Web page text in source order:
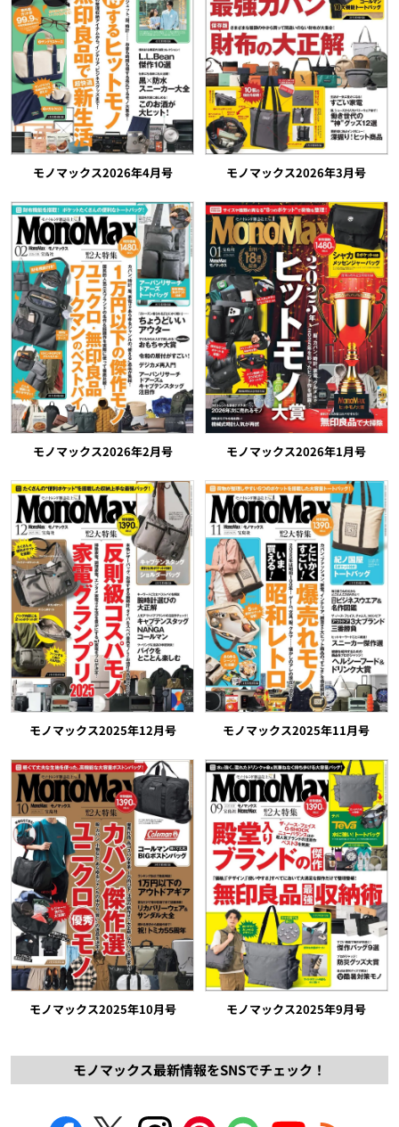
モノマックス2026年4月号 モノマックス2026年3月号
モノマックス2026年2月号 モノマックス2026年1月号
モノマックス2025年12月号 モノマックス2025年11月号
モノマックス2025年10月号 モノマックス2025年9月号
モノマックス最新情報をSNSでチェック！